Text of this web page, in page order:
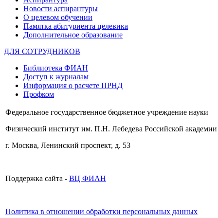
Новости аспирантуры
О целевом обучении
Памятка абитуриента целевика
Дополнительное образование
ДЛЯ СОТРУДНИКОВ
Библиотека ФИАН
Доступ к журналам
Информация о расчете ПРНД
Профком
Федеральное государственное бюджетное учреждение науки
Физический институт им. П.Н. Лебедева Российской академии
г. Москва, Ленинский проспект, д. 53
Поддержка сайта - ВЦ ФИАН
Политика в отношении обработки персональных данных